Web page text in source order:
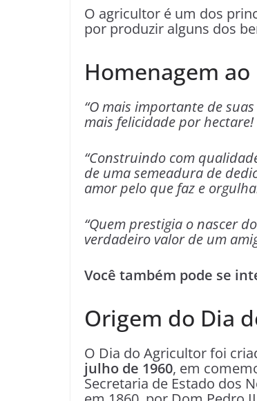
O agricultor é um dos
por produzir alguns dos
Homenagem
“O mais importante de
mais felicidade por hectare!
“Construindo com
de uma semeadura de
amor pelo que faz e
“Quem prestigia o nascer
verdadeiro valor de um
Você também pode se
Origem do Dia
O Dia do Agricultor foi
julho de 1960, em
Secretaria de Estado dos